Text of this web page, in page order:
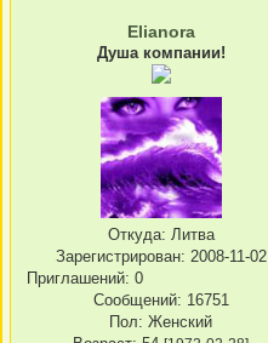
Elianora
Душа компании!
Откуда: Литва
Зарегистрирован: 2008-11-02
Приглашений: 0
Сообщений: 16751
Пол: Женский